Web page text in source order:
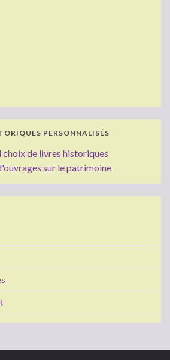
PERSONNALISÉS
choix de livres historiques
sur le patrimoine